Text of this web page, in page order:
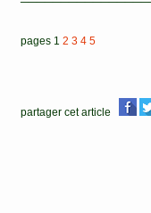
pages 1 2 3 4 5
partager cet article